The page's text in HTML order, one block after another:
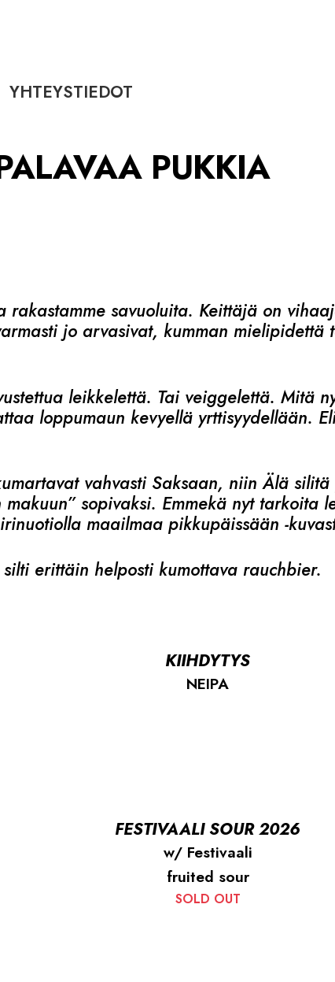
YHTEYSTIEDOT
PUKKIA
rakastamme savuoluita. Keittäjä on
jo arvasivat, kumman mielipidettä
leikkelettä. Tai veiggelettä. Mitä
loppumaun kevyellä yrttisyydellään.
vahvasti Saksaan, niin Älä
makuun” sopivaksi. Emmekä nyt
maailmaa pikkupäissään -
erittäin helposti kumottava rauchbier.
KIIHDYTYS
NEIPA
FESTIVAALI SOUR 2026
w/ Festivaali
fruited sour
SOLD OUT